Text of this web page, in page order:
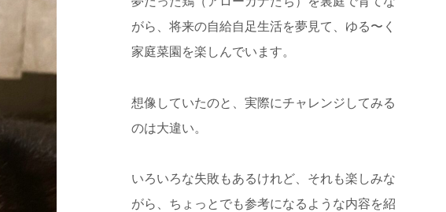
がら、将来の自給自足生活を夢見て、ゆる〜く
家庭菜園を楽しんでいます。
想像していたのと、実際にチャレンジしてみる
のは大違い。
いろいろな失敗もあるけれど、それも楽しみな
がら、ちょっとでも参考になるような内容を紹